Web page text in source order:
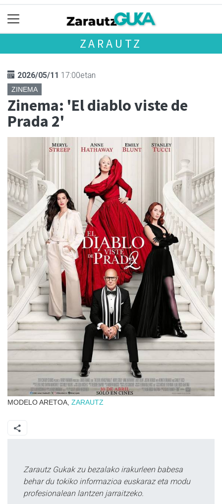
ZARAUTZ
2026/05/11 17:00etan
ZINEMA
Zinema: 'El diablo viste de
Prada 2'
MODELO ARETOA, ZARAUTZ
Zarautz Gukak zu bezalako irakurleen babesa
behar du tokiko informazioa euskaraz eta modu
profesionalean lantzen jarraitzeko.